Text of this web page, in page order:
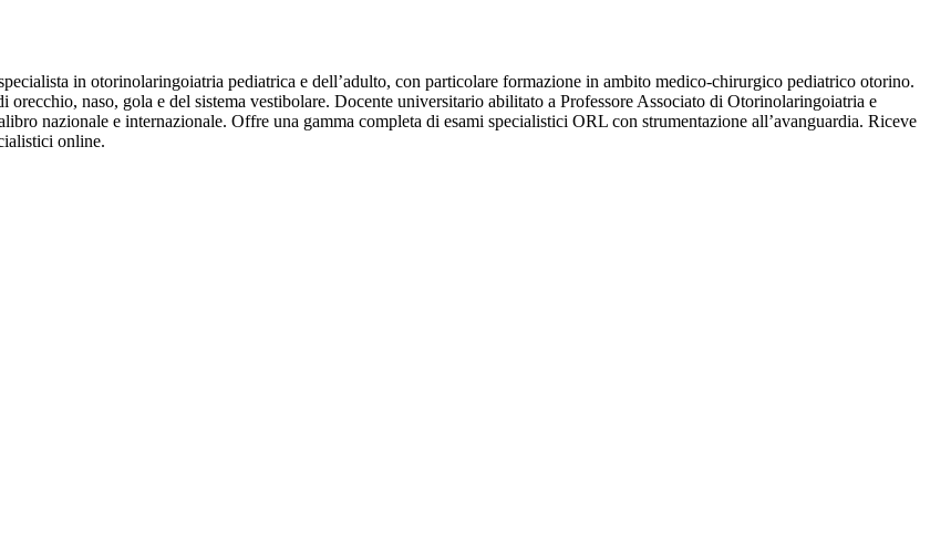
in otorinolaringoiatria pediatrica e dell’adulto, con particolare formazione in ambito medico-chirurgico pediatrico otorino.
naso, gola e del sistema vestibolare. Docente universitario abilitato a Professore Associato di Otorinolaringoiatria e
nazionale e internazionale. Offre una gamma completa di esami specialistici ORL con strumentazione all’avanguardia. Riceve
online.